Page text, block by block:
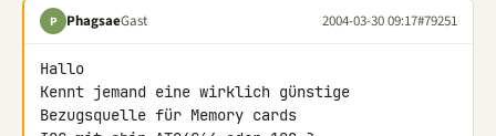
P PhagsaeGast 2004-03-30 09:17#79251
Hallo
Kennt jemand eine wirklich günstige
Bezugsquelle für Memory cards